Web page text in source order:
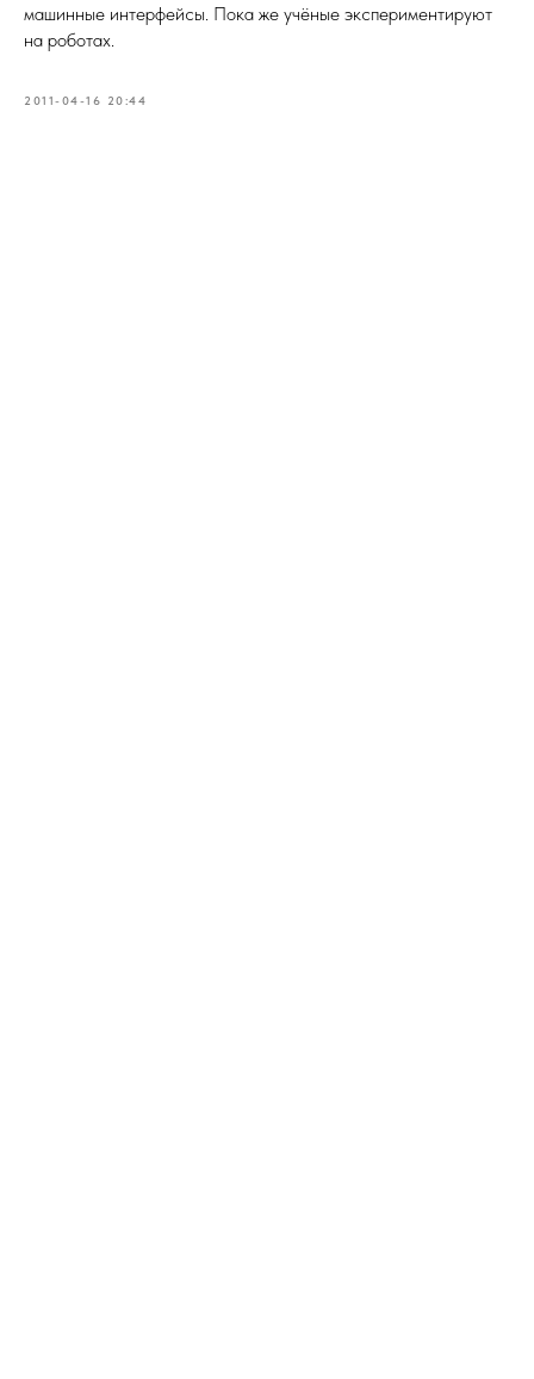
машинные интерфейсы. Пока же учёные экспериментируют
на роботах.
2011-04-16 20:44